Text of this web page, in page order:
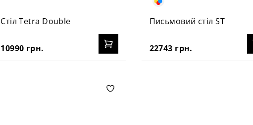
Стіл Tetra Double
10990 грн.
Письмовий стіл ST
22743 грн.